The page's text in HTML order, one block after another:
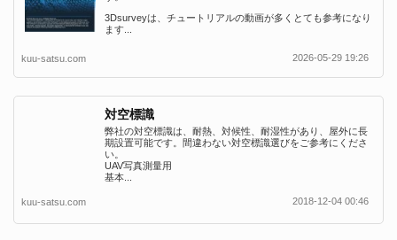
3Dsurveyは、チュートリアルの動画が多くとても参考になり
ます...
kuu-satsu.com 2026-05-29 19:26
対空標識
弊社の対空標識は、耐熱、対候性、耐湿性があり、屋外に長
期設置可能です。間違わない対空標識選びをご参考にくださ
い。
UAV写真測量用
基本...
kuu-satsu.com 2018-12-04 00:46